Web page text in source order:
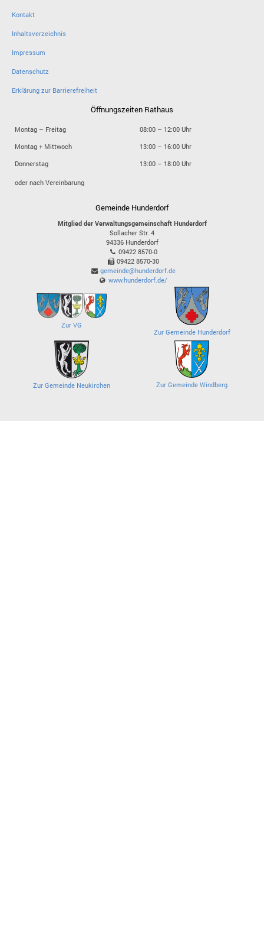
Kontakt
Inhaltsverzeichnis
Impressum
Datenschutz
Erklärung zur Barrierefreiheit
Öffnungszeiten Rathaus
Montag – Freitag
08:00 – 12:00 Uhr
Montag + Mittwoch
13:00 – 16:00 Uhr
Donnerstag
13:00 – 18:00 Uhr
oder nach Vereinbarung
Gemeinde Hunderdorf
Mitglied der Verwaltungsgemeinschaft Hunderdorf
Sollacher Str. 4
94336 Hunderdorf
09422 8570-0
09422 8570-30
gemeinde@hunderdorf.de
www.hunderdorf.de/
Zur VG
Zur Gemeinde Hunderdorf
Zur Gemeinde Neukirchen Zur Gemeinde Windberg